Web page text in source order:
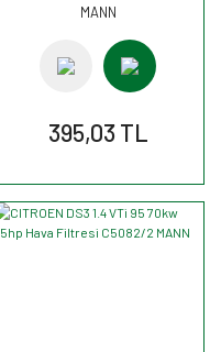
MANN
395,03 TL